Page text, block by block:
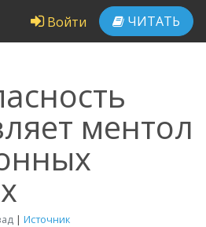
Войти ЧИТАТЬ
ментол
| Источник